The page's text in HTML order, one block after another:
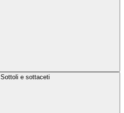
Sottoli e sottaceti